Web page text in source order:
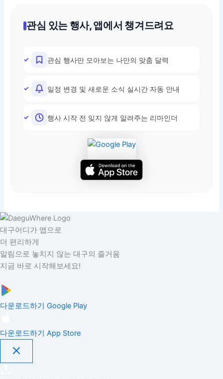
관심 있는 행사, 앱에서 챙겨드려요
관심 행사만 모아보는 나만의 맞춤 달력
일정 변경 및 새로운 소식 실시간 자동 안내
행사 시작 전 잊지 않게 알려주는 리마인더
대구어디가 앱으로
더 편리하게
알림으로 놓치지 않는 대구의 즐거움
지금 바로 시작해보세요!
다운로드하기 Google Play
다운로드하기 App Store